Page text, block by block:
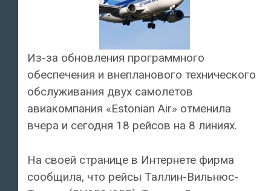
Из-за обновления программного
обеспечения и внепланового технического
обслуживания двух самолетов
авиакомпания «Estonian Air» отменила
вчера и сегодня 18 рейсов на 8 линиях.
На своей странице в Интернете фирма
сообщила, что рейсы Таллин-Вильнюс-